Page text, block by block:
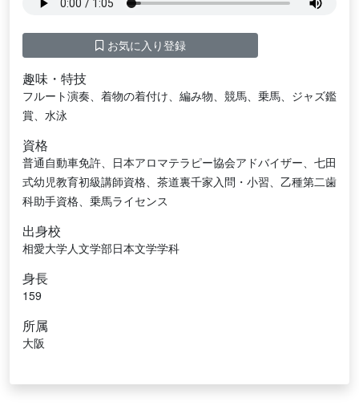
お気に入り登録
趣味・特技
フルート演奏、着物の着付け、編み物、競馬、乗馬、ジャズ鑑
賞、水泳
資格
普通自動車免許、日本アロマテラピー協会アドバイザー、七田
式幼児教育初級講師資格、茶道裏千家入問・小習、乙種第二歯
科助手資格、乗馬ライセンス
出身校
相愛大学人文学部日本文学学科
身長
159
所属
大阪